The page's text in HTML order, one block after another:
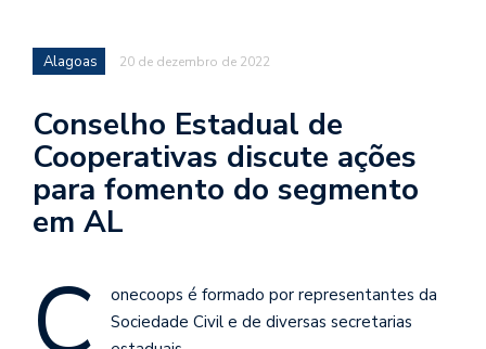
Alagoas 20 de dezembro de 2022
Conselho Estadual de
Cooperativas discute ações
para fomento do segmento
em AL
C
onecoops é formado por representantes da
Sociedade Civil e de diversas secretarias